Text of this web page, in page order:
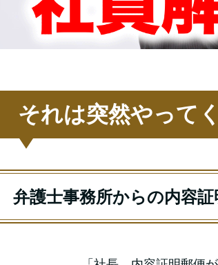
それは突然やって
弁護士事務所からの内容証